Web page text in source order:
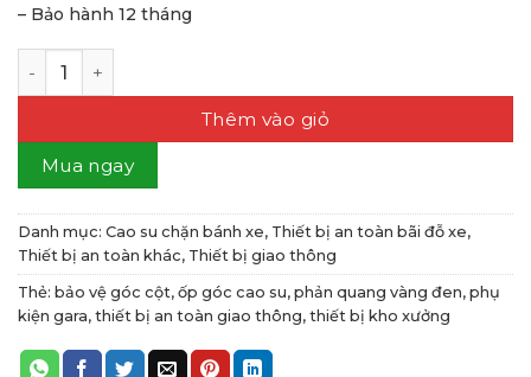
– Bảo hành 12 tháng
Ốp góc cao su số lượng
Thêm vào giỏ
Mua ngay
Danh mục: Cao su chặn bánh xe, Thiết bị an toàn bãi đỗ xe,
Thiết bị an toàn khác, Thiết bị giao thông
Thẻ: bảo vệ góc cột, ốp góc cao su, phản quang vàng đen, phụ
kiện gara, thiết bị an toàn giao thông, thiết bị kho xưởng